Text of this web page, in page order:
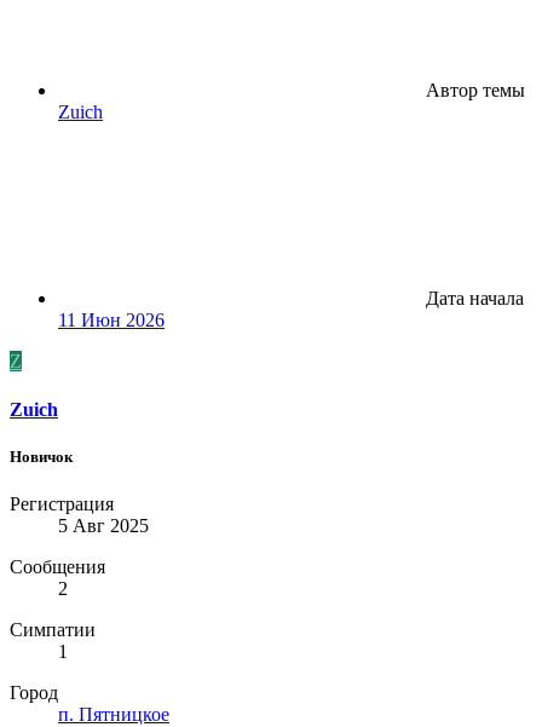
Автор темы
Zuich
Дата начала
11 Июн 2026
Z
Zuich
Новичок
Регистрация
5 Авг 2025
Сообщения
2
Симпатии
1
Город
п. Пятницкое